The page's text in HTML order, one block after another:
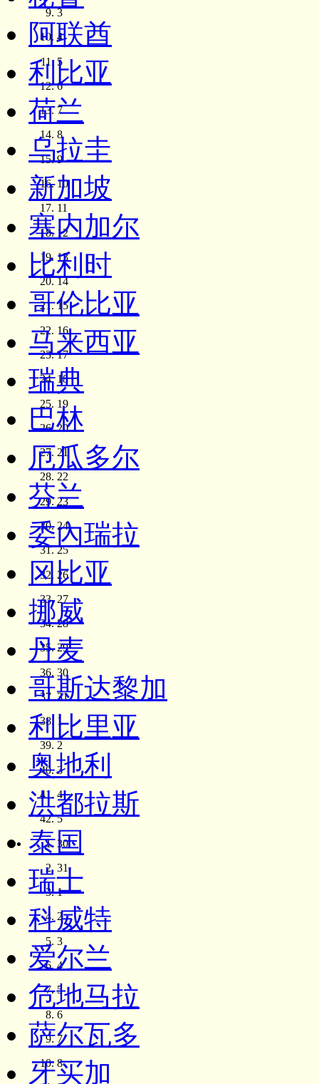
3
4
5
6
7
8
9
10
11
12
13
14
15
16
17
18
19
20
21
22
23
24
25
26
27
28
29
30
31
1
2
3
4
5
30
31
1
2
3
4
5
6
7
8
阿联酋
利比亚
荷兰
乌拉圭
新加坡
塞内加尔
比利时
哥伦比亚
马来西亚
瑞典
巴林
厄瓜多尔
芬兰
委內瑞拉
冈比亚
挪威
丹麦
哥斯达黎加
利比里亚
奥地利
洪都拉斯
泰国
瑞士
科威特
爱尔兰
危地马拉
萨尔瓦多
牙买加